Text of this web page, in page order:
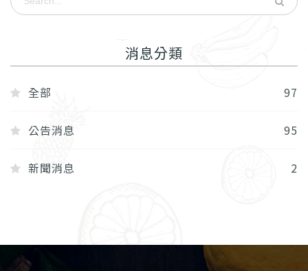
消息分類
全部 97
公告消息 95
新聞消息 2